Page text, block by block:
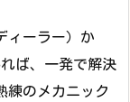
ィーラー）か
ば、一発で解決
練のメカニック